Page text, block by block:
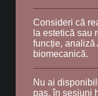
Consideri că
la estetică sau
funcție, analiză
biomecanică.
Nu ai
pas, în sesiuni